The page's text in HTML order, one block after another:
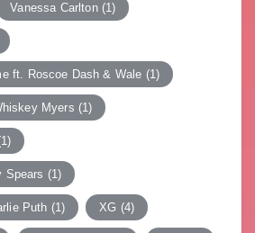
Vanessa Carlton(1)
ft. Roscoe Dash & Wale (1)
Myers (1)
Spears (1)
Puth (1) XG (4)